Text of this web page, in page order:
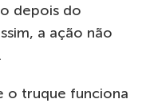
depois do
a ação não
o truque funciona